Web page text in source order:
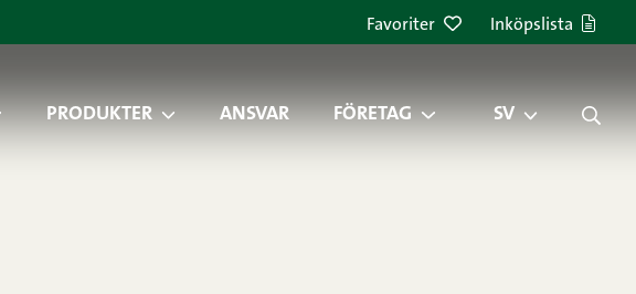
Favoriter Inköpslista
PRODUKTER ANSVAR FÖRETAG SV